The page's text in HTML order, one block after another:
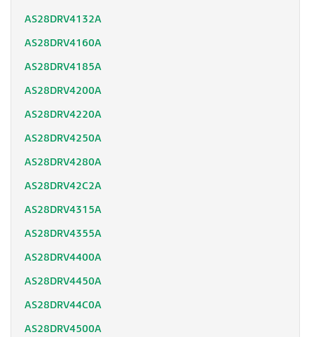
AS28DRV4132A
AS28DRV4160A
AS28DRV4185A
AS28DRV4200A
AS28DRV4220A
AS28DRV4250A
AS28DRV4280A
AS28DRV42C2A
AS28DRV4315A
AS28DRV4355A
AS28DRV4400A
AS28DRV4450A
AS28DRV44C0A
AS28DRV4500A